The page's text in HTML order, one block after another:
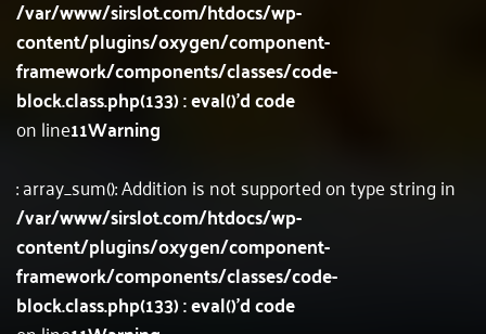
/var/www/sirslot.com/htdocs/wp-
content/plugins/oxygen/component-
framework/components/classes/code-
block.class.php(133) : eval()'d code
on line11Warning
: array_sum(): Addition is not supported on type string in
/var/www/sirslot.com/htdocs/wp-
content/plugins/oxygen/component-
framework/components/classes/code-
block.class.php(133) : eval()'d code